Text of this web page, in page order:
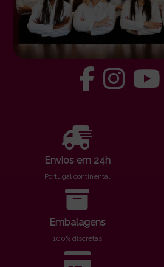
Envios em 24h
Portugal continental
Embalagens
100% discretas